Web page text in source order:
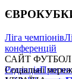
Ліга чемпіонів
конференцій
САЙТ ФУТБОЛ
Редакція
Соціальні